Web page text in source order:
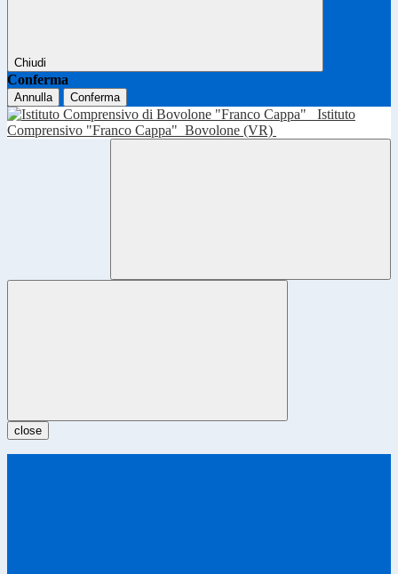
Chiudi
Conferma
Annulla Conferma
Istituto
Comprensivo "Franco Cappa" Bovolone (VR)
close